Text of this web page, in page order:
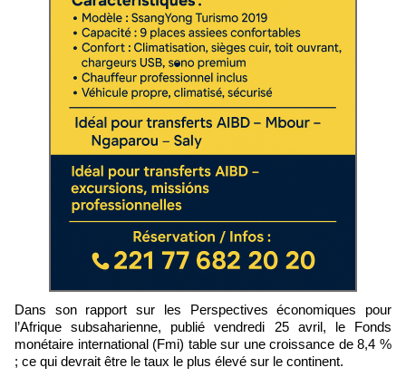
Dans son rapport sur les Perspectives économiques pour
l’Afrique subsaharienne, publié vendredi 25 avril, le Fonds
monétaire international (Fmi) table sur une croissance de 8,4 %
; ce qui devrait être le taux le plus élevé sur le continent.